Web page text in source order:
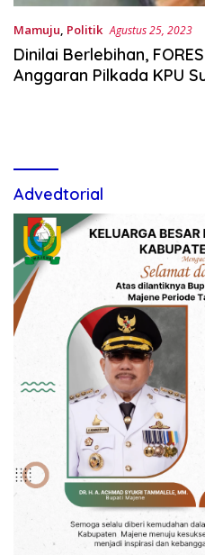
Mamuju, Politik Agustus 25, 2023
Dinilai Berlebihan,
Anggaran Pilkada KPU
Advedtorial